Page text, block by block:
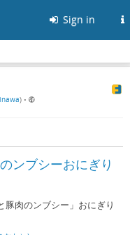
Sign in
) •
ンブシーおにぎり
肉のンブシー」おにぎり